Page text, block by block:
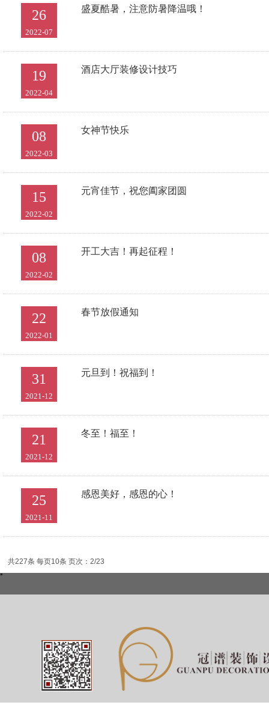
26
2022-07
盛夏酷暑，注意防暑降温哦！
19
2022-04
酒店大厅装修设计技巧
08
2022-03
女神节快乐
15
2022-02
元宵佳节，祝您阖家团圆
08
2022-02
开工大吉！再起征程！
22
2022-01
春节放假通知
31
2021-12
元旦到！祝福到！
21
2021-12
冬至！福至！
25
2021-11
感恩美好，感恩的心！
共227条 每页10条 页次：2/23